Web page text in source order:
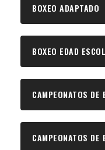
BOXEO ADAPTADO
BOXEO EDAD
CAMPEONATOS DE
CAMPEONATOS DE